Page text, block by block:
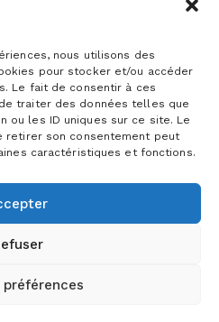
nous utilisons des
pour stocker et/ou accéder
Le fait de consentir à ces
traiter des données telles que
ou les ID uniques sur ce site. Le
retirer son consentement peut
caractéristiques et fonctions.
préférences
du marché
Innovation marketing
DiCaprio
Netflix
Réseaux sociaux
Technologies de pointe
Vidéo virale